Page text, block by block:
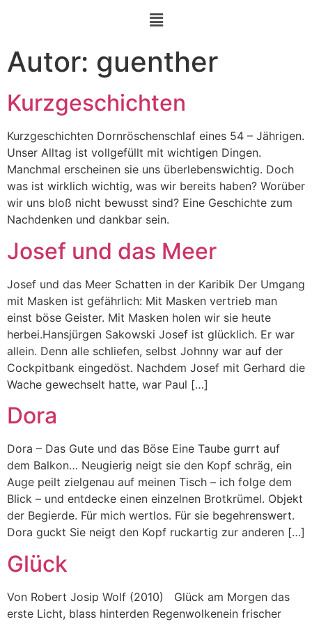
Autor: guenther
Kurzgeschichten
Kurzgeschichten Dornröschenschlaf eines 54 – Jährigen.
Unser Alltag ist vollgefüllt mit wichtigen Dingen.
Manchmal erscheinen sie uns überlebenswichtig. Doch
was ist wirklich wichtig, was wir bereits haben? Worüber
wir uns bloß nicht bewusst sind? Eine Geschichte zum
Nachdenken und dankbar sein.
Josef und das Meer
Josef und das Meer Schatten in der Karibik Der Umgang
mit Masken ist gefährlich: Mit Masken vertrieb man
einst böse Geister. Mit Masken holen wir sie heute
herbei.Hansjürgen Sakowski Josef ist glücklich. Er war
allein. Denn alle schliefen, selbst Johnny war auf der
Cockpitbank eingedöst. Nachdem Josef mit Gerhard die
Wache gewechselt hatte, war Paul […]
Dora
Dora – Das Gute und das Böse Eine Taube gurrt auf
dem Balkon… Neugierig neigt sie den Kopf schräg, ein
Auge peilt zielgenau auf meinen Tisch – ich folge dem
Blick – und entdecke einen einzelnen Brotkrümel. Objekt
der Begierde. Für mich wertlos. Für sie begehrenswert.
Dora guckt Sie neigt den Kopf ruckartig zur anderen […]
Glück
Von Robert Josip Wolf (2010) Glück am Morgen das
erste Licht, blass hinterden Regenwolkenein frischer